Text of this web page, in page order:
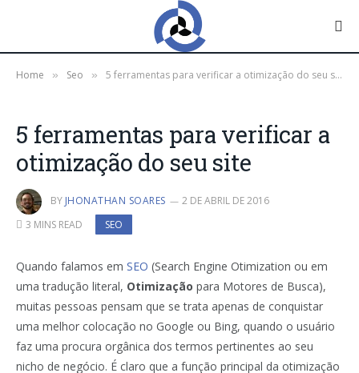
Home » Seo » 5 ferramentas para verificar a otimização do seu site
5 ferramentas para verificar a
otimização do seu site
BY JHONATHAN SOARES
2 DE ABRIL DE 2016
3 MINS READ
SEO
Quando falamos em SEO (Search Engine Otimization ou em
uma tradução literal, Otimização para Motores de Busca),
muitas pessoas pensam que se trata apenas de conquistar
uma melhor colocação no Google ou Bing, quando o usuário
faz uma procura orgânica dos termos pertinentes ao seu
nicho de negócio. É claro que a função principal da otimização